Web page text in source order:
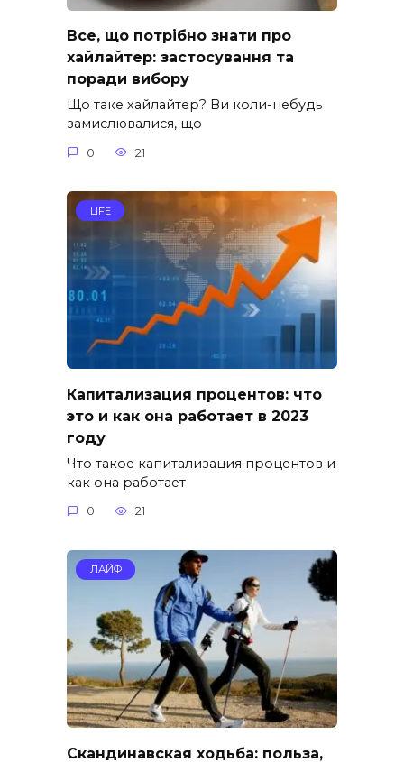
Все, що потрібно знати про
хайлайтер: застосування та
поради вибору
Що таке хайлайтер? Ви коли-небудь
замислювалися, що
0 21
LIFE
Капитализация процентов: что
это и как она работает в 2023
году
Что такое капитализация процентов и
как она работает
0 21
ЛАЙФ
Скандинавская ходьба: польза,